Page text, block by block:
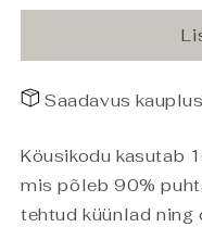
210g
210g
Saadavus
Köusikodu kasutab
mis põleb 90%
tehtud küünlad ning